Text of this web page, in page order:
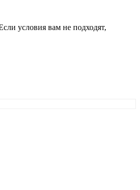
условия вам не подходят,